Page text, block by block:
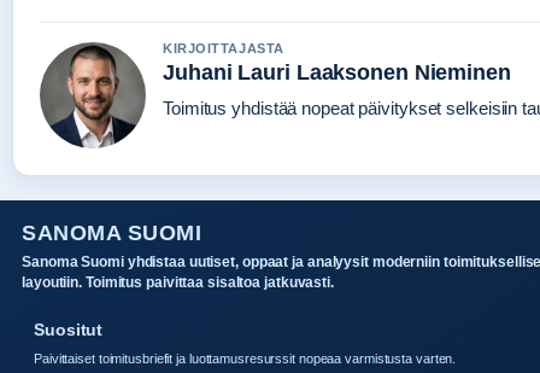
KIRJOITTAJASTA
Juhani Lauri Laaksonen Nieminen
Toimitus yhdistää nopeat päivitykset selkeisiin
SANOMA SUOMI
Sanoma Suomi yhdistaa uutiset, oppaat ja analyysit moderniin
layoutiin. Toimitus paivittaa sisaltoa jatkuvasti.
Suositut
Paivittaiset toimitusbriefit ja luottamusresurssit nopeaa varmistusta varten.